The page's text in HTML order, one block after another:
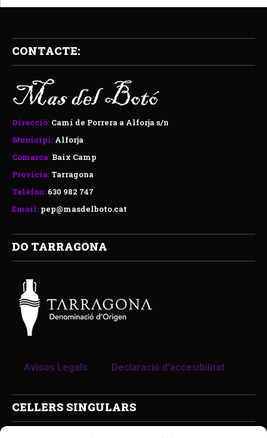
CONTACTE:
Direcció: Camí de Porrera a Alforja s/n
Municipi: Alforja
Comarca: Baix Camp
Provicia: Tarragona
Telèfon: 630 982 747
Email: pep@masdelboto.cat
DO TARRAGONA
Avisos Legals Declaració d’accesibilitat
CELLERS SINGULARS